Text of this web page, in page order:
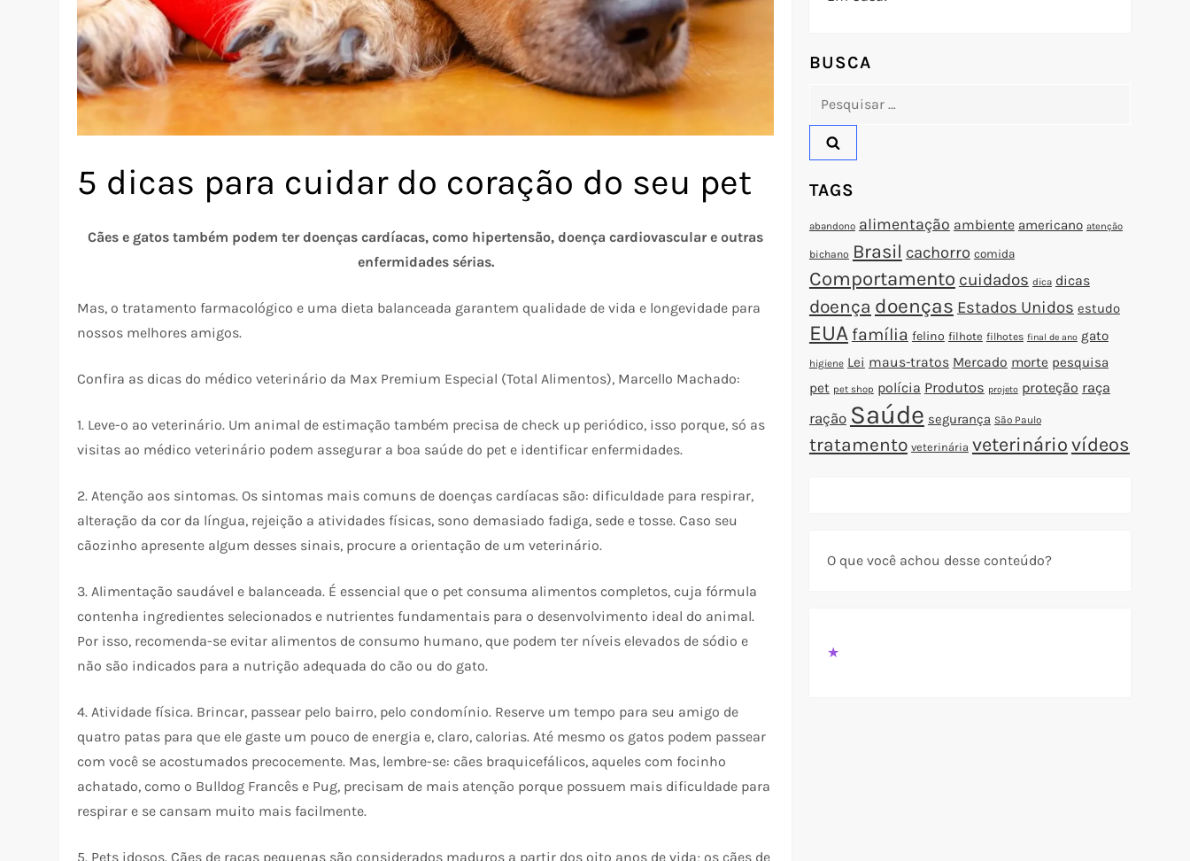
5 dicas para cuidar do coração do seu pet
Cães e gatos também podem ter doenças cardíacas, como hipertensão, doença cardiovascular e outras
enfermidades sérias.
Mas, o tratamento farmacológico e uma dieta balanceada garantem qualidade de vida e longevidade para
nossos melhores amigos.
Confira as dicas do médico veterinário da Max Premium Especial (Total Alimentos), Marcello Machado:
1. Leve-o ao veterinário. Um animal de estimação também precisa de check up periódico, isso porque, só as
visitas ao médico veterinário podem assegurar a boa saúde do pet e identificar enfermidades.
2. Atenção aos sintomas. Os sintomas mais comuns de doenças cardíacas são: dificuldade para respirar,
alteração da cor da língua, rejeição a atividades físicas, sono demasiado fadiga, sede e tosse. Caso seu
cãozinho apresente algum desses sinais, procure a orientação de um veterinário.
3. Alimentação saudável e balanceada. É essencial que o pet consuma alimentos completos, cuja fórmula
contenha ingredientes selecionados e nutrientes fundamentais para o desenvolvimento ideal do animal.
Por isso, recomenda-se evitar alimentos de consumo humano, que podem ter níveis elevados de sódio e
não são indicados para a nutrição adequada do cão ou do gato.
4. Atividade física. Brincar, passear pelo bairro, pelo condomínio. Reserve um tempo para seu amigo de
quatro patas para que ele gaste um pouco de energia e, claro, calorias. Até mesmo os gatos podem passear
com você se acostumados precocemente. Mas, lembre-se: cães braquicefálicos, aqueles com focinho
achatado, como o Bulldog Francês e Pug, precisam de mais atenção porque possuem mais dificuldade para
respirar e se cansam muito mais facilmente.
5. Pets idosos. Cães de raças pequenas são considerados maduros a partir dos oito anos de vida; os cães de
BUSCA
Pesquisar
TAGS
abandono alimentação ambiente americano atenção
bichano Brasil cachorro comida
Comportamento cuidados dica dicas
doença doenças Estados Unidos estudo
EUA família felino filhote filhotes final de ano gato
higiene Lei maus-tratos Mercado morte pesquisa
pet pet shop polícia Produtos projeto proteção raça
ração Saúde segurança São Paulo
tratamento veterinária veterináriovídeos
O que você achou desse conteúdo?
★